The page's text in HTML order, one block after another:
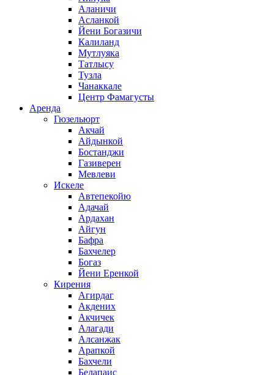
Аланичи
Асланкой
Йени Богазичи
Калиланд
Мутлуяка
Татлысу
Тузла
Чанаккале
Центр Фамагусты
Аренда
Гюзельюрт
Акчай
Айдынкой
Бостанджи
Газиверен
Мевлеви
Искеле
Автепекойю
Адачай
Ардахан
Айгун
Бафра
Бахчелер
Богаз
Йени Еренкой
Кирения
Агирдаг
Акдених
Акчичек
Алагади
Алсанжак
Арапкой
Бахчели
Белапаис